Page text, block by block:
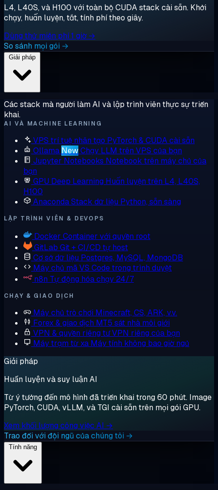
L4, L40S, và H100 với toàn bộ CUDA stack cài sẵn. Khởi
chạy, huấn luyện, tắt, tính phí theo giây.
Dùng thử miễn phí 1 giờ →
So sánh mọi gói →
Các stack mà người làm AI và lập trình viên thực sự triển
khai.
AI VÀ MACHINE LEARNING
VPS trí tuệ nhân tạo PyTorch & CUDA cài sẵn
Ollama NewChạy LLM trên VPS của bạn
Jupyter Notebooks Notebook trên máy chủ của
bạn
GPU Deep Learning Huấn luyện trên L4, L40S,
H100
AnacondaStack dữ liệu Python, sẵn sàng
LẬP TRÌNH VIÊN & DEVOPS
Docker Container với quyền root
GitLab Git + CI/CD tự host
Cơ sở dữ liệu Postgres, MySQL, MongoDB
Máy chủ mãVS Code trong trình duyệt
n8n Tự động hóa chạy 24/7
CHẠY & GIAO DỊCH
Máy chủ trò chơi Minecraft, CS, ARK, v.v.
Forex & giao dịch MT5 sát nhà môi giới
VPN & quyền riêng tưVPN riêng của bạn
Máy trạm từ xa Máy tính không bao giờ ngủ
Giải pháp
Huấn luyện và suy luận AI
Từ ý tưởng đến mô hình đã triển khai trong 60 phút. Image
PyTorch, CUDA, vLLM, và TGI cài sẵn trên mọi gói GPU.
Xem khối lượng công việc AI →
Trao đổi với đội ngũ của chúng tôi →